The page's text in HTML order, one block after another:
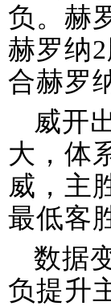
负。赫
赫罗纳
合赫罗
威开
大，体
威，主
最低客
数据
负提升